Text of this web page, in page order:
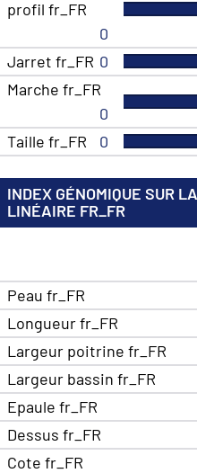
profil fr_FR
0
Jarret fr_FR 0
Marche fr_FR
0
Taille fr_FR
0
INDEX GÉNOMIQUE SUR
LINÉAIRE FR_FR
Peau fr_FR
Longueur fr_FR
Largeur poitrine fr_FR
Largeur bassin fr_FR
Epaule fr_FR
Dessus fr_FR
Cote fr_FR